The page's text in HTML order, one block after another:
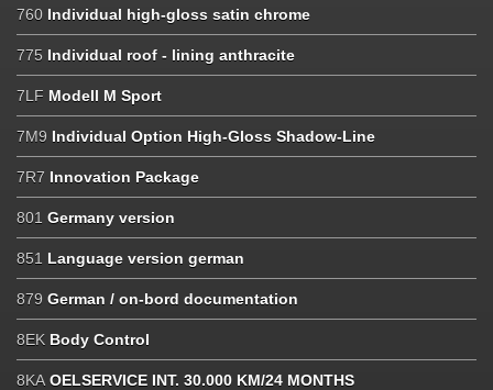
760 Individual high-gloss satin chrome
775 Individual roof - lining anthracite
7LF Modell M Sport
7M9 Individual Option High-Gloss Shadow-Line
7R7 Innovation Package
801 Germany version
851 Language version german
879 German / on-bord documentation
8EK Body Control
8KA OELSERVICE INT. 30.000 KM/24 MONTHS